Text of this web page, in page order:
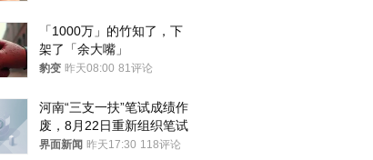
「1000万」的竹知了，下
架了「余大嘴」
豹变 昨天08:00 81评论
河南“三支一扶”笔试成绩作
废，8月22日重新组织笔试
界面新闻 昨天17:30 118评论